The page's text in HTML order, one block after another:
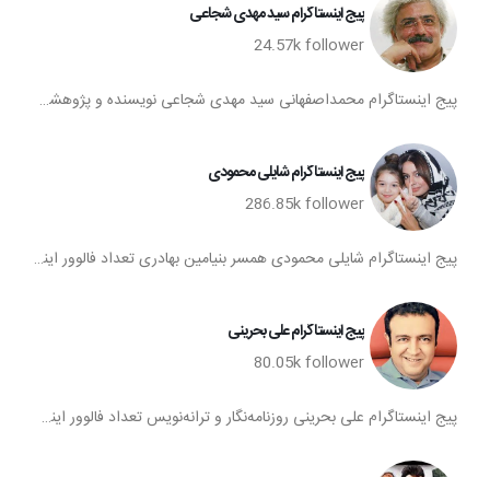
پیج اینستاگرام سيد مهدى شجاعى
24.57kfollower
پیج اینستاگرام محمداصفهانی سيد مهدى شجاعى نويسنده و پژوهشگر تعداد فالوور اینستاگرام سيد مهدى شجاعى اینستاگرام سيد مهدى شجاعى فالوورهای اکانت اینستا سيد مهدى شجاعى
پیج اینستاگرام شایلی محمودی
286.85kfollower
پیج اینستاگرام شایلی محمودی همسر بنیامین بهادری تعداد فالوور اینستاگرام شایلی محمودی اینستاگرام شایلی محمودی فالوورهای اکانت اینستا شایلی محمودی
پیج اینستاگرام علی بحرینی
80.05kfollower
پیج اینستاگرام علی بحرینی روزنامه‌نگار و ترانه‌نویس تعداد فالوور اینستاگرام علی بحرینی اینستاگرام علی بحرینی فالوورهای اکانت اینستا علی بحرینی